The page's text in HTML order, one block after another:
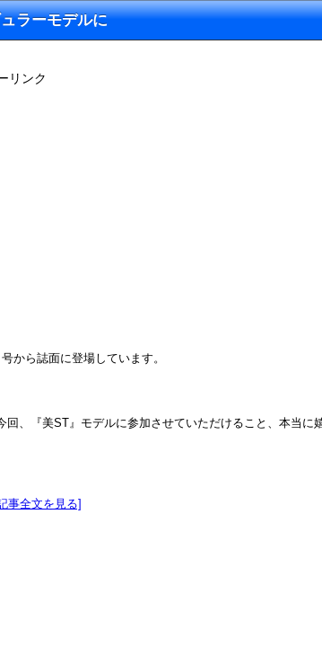
ラーモデルに
リンク
から誌面に登場しています。
、『美ST』モデルに参加させていただけること、本当
事全文を見る]